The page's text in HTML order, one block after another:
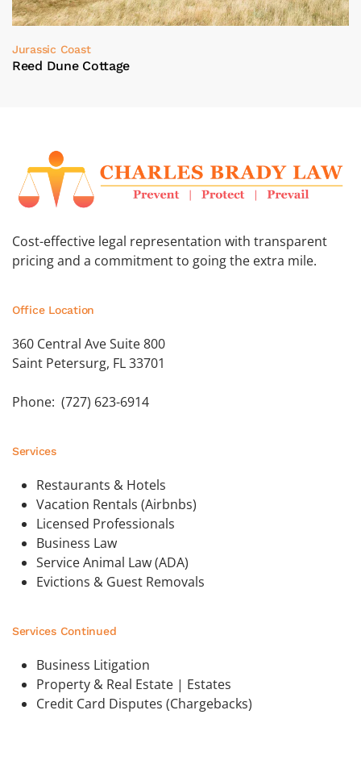
Jurassic Coast
Reed Dune Cottage
Cost-effective legal representation with transparent
pricing and a commitment to going the extra mile.
Office Location
360 Central Ave Suite 800
Saint Petersurg, FL 33701
Phone: (727) 623-6914
Services
Restaurants & Hotels
Vacation Rentals (Airbnbs)
Licensed Professionals
Business Law
Service Animal Law (ADA)
Evictions & Guest Removals
Services Continued
Business Litigation
Property & Real Estate | Estates
Credit Card Disputes (Chargebacks)